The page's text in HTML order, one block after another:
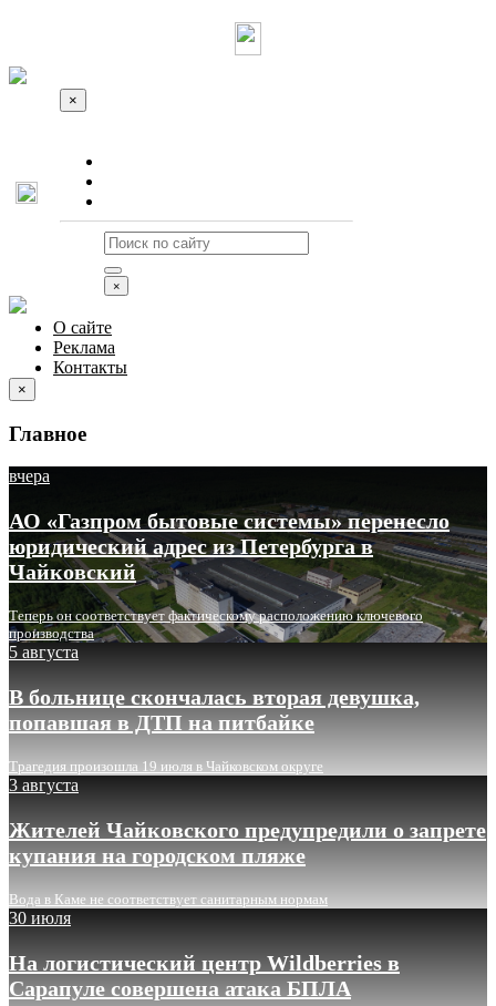
×
×
О сайте
Реклама
Контакты
×
Главное
вчера
АО «Газпром бытовые системы» перенесло
юридический адрес из Петербурга в
Чайковский
Теперь он соответствует фактическому расположению ключевого
производства
5 августа
В больнице скончалась вторая девушка,
попавшая в ДТП на питбайке
Трагедия произошла 19 июля в Чайковском округе
3 августа
Жителей Чайковского предупредили о запрете
купания на городском пляже
Вода в Каме не соответствует санитарным нормам
30 июля
На логистический центр Wildberries в
Сарапуле совершена атака БПЛА